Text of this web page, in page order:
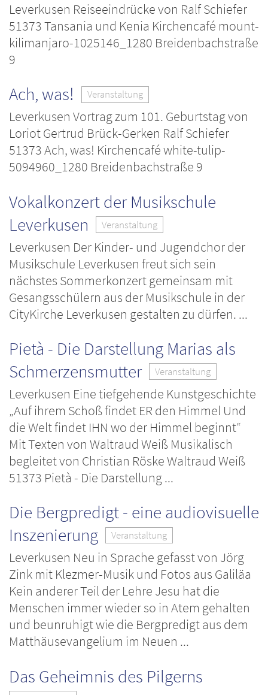
Leverkusen Reiseeindrücke von Ralf Schiefer
51373 Tansania und Kenia Kirchencafé mount-
kilimanjaro-1025146_1280 Breidenbachstraße
9
Ach, was! Veranstaltung
Leverkusen Vortrag zum 101. Geburtstag von
Loriot Gertrud Brück-Gerken Ralf Schiefer
51373 Ach, was! Kirchencafé white-tulip-
5094960_1280 Breidenbachstraße 9
Vokalkonzert der Musikschule
Leverkusen
Veranstaltung
Leverkusen Der Kinder- und Jugendchor der
Musikschule Leverkusen freut sich sein
nächstes Sommerkonzert gemeinsam mit
Gesangsschülern aus der Musikschule in der
CityKirche Leverkusen gestalten zu dürfen. ...
Pietà - Die Darstellung Marias als
Schmerzensmutter
Veranstaltung
Leverkusen Eine tiefgehende Kunstgeschichte
„Auf ihrem Schoß findet ER den Himmel Und
die Welt findet IHN wo der Himmel beginnt“
Mit Texten von Waltraud Weiß Musikalisch
begleitet von Christian Röske Waltraud Weiß
51373 Pietà - Die Darstellung ...
Die Bergpredigt - eine audiovisuelle
Inszenierung
Veranstaltung
Leverkusen Neu in Sprache gefasst von Jörg
Zink mit Klezmer-Musik und Fotos aus Galiläa
Kein anderer Teil der Lehre Jesu hat die
Menschen immer wieder so in Atem gehalten
und beunruhigt wie die Bergpredigt aus dem
Matthäusevangelium im Neuen ...
Das Geheimnis des Pilgerns